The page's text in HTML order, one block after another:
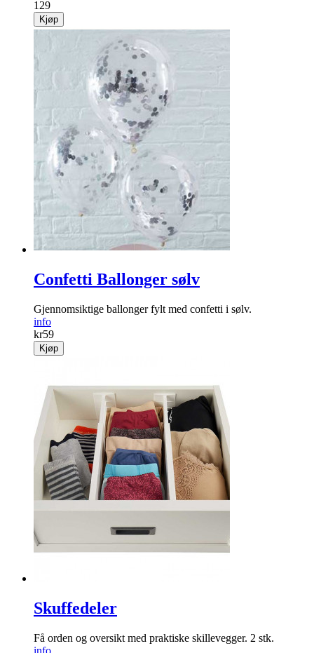
129
Kjøp
Confetti Ballonger sølv
Gjennomsiktige ballonger fylt med confetti i sølv.
info
kr59
Kjøp
Skuffedeler
Få orden og oversikt med praktiske skille­vegger. 2 stk.
info